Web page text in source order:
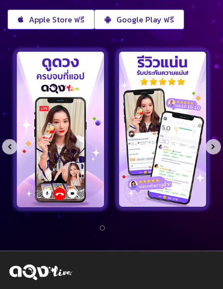
Apple Store ฟรี Google Play ฟรี